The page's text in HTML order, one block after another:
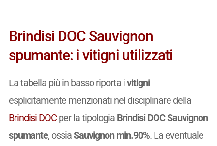
Brindisi DOC Sauvignon
spumante: i vitigni utilizzati
La tabella più in basso riporta ivitigni
esplicitamente menzionati nel disciplinare della
Brindisi DOCper la tipologia Brindisi DOC Sauvignon
spumante, ossiaSauvignon min.90%. La eventuale